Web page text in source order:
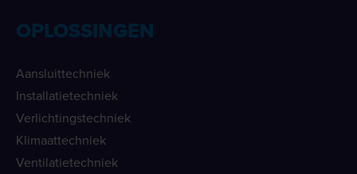
OPLOSSINGEN
Aansluittechniek
Installatietechniek
Verlichtingstechniek
Klimaattechniek
Ventilatietechniek